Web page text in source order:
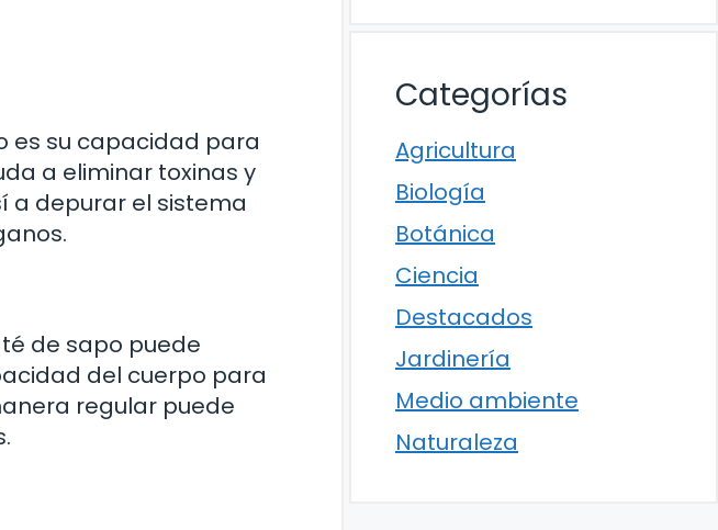
es su capacidad para
a eliminar toxinas y
a depurar el sistema
de sapo puede
del cuerpo para
regular puede
Categorías
Agricultura
Biología
Botánica
Ciencia
Destacados
Jardinería
Medio ambiente
Naturaleza